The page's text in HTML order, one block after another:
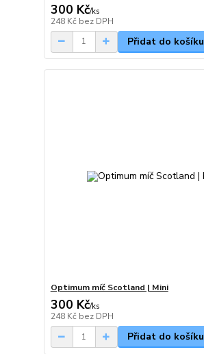
300 Kč/ks
248 Kč bez DPH
Přidat do košíku
Optimum míč Scotland | Mini
300 Kč/ks
248 Kč bez DPH
Přidat do košíku